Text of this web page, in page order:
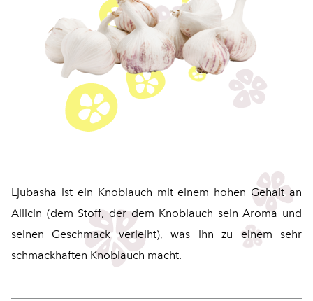
Ljubasha ist ein Knoblauch mit einem hohen Gehalt an
Allicin (dem Stoff, der dem Knoblauch sein Aroma und
seinen Geschmack verleiht), was ihn zu einem sehr
schmackhaften Knoblauch macht.